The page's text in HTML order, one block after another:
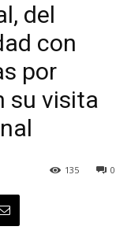
del
con
por
su visita
0
135